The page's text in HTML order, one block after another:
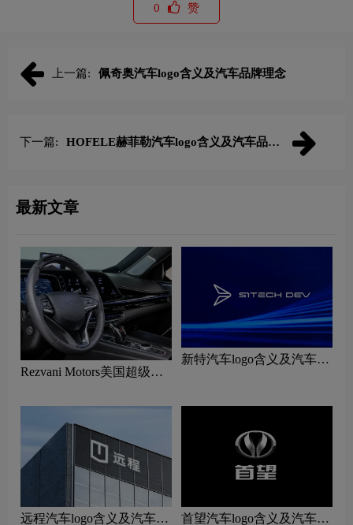
0 赞
上一篇: 佩奇奥汽车logo含义及汽车品牌理念
下一篇:
HOFELE赫菲勒汽车logo含义及汽车品牌
最新文章
Rezvani Motors美国超级跑
新特汽车logo含义及汽车品
远程汽车logo含义及汽车品
首望汽车logo含义及汽车品